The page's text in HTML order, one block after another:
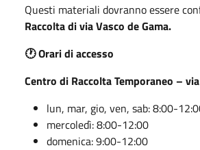
Questi materiali dovranno essere
Raccolta di via Vasco de Gama.
🕐 Orari di accesso
Centro di Raccolta Temporaneo –
lun, mar, gio, ven, sab: 8:00-
mercoledì: 8:00-12:00
domenica: 9:00-12:00